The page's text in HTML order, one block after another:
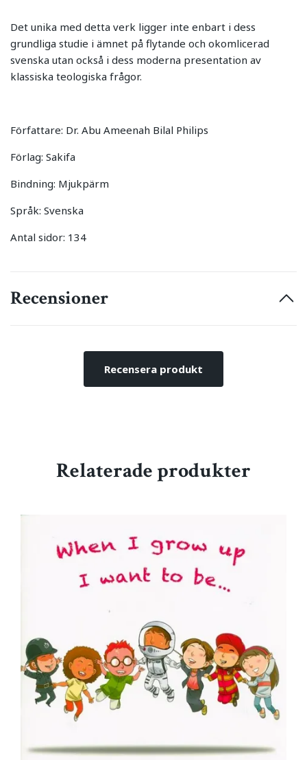
Det unika med detta verk ligger inte enbart i dess
grundliga studie i ämnet på flytande och okomlicerad
svenska utan också i dess moderna presentation av
klassiska teologiska frågor.
Författare: Dr. Abu Ameenah Bilal Philips
Förlag: Sakifa
Bindning: Mjukpärm
Språk: Svenska
Antal sidor: 134
Recensioner
Recensera produkt
Relaterade produkter